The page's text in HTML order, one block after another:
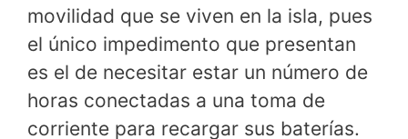
movilidad que se viven en la isla, pues
el único impedimento que presentan
es el de necesitar estar un número de
horas conectadas a una toma de
corriente para recargar sus baterías.